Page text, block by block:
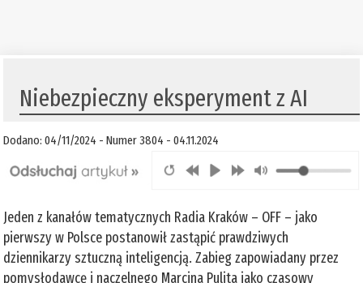
Niebezpieczny eksperyment z AI
Dodano: 04/11/2024 - Numer 3804 - 04.11.2024
Jeden z kanałów tematycznych Radia Kraków – OFF – jako
pierwszy w Polsce postanowił zastąpić prawdziwych
dziennikarzy sztuczną inteligencją. Zabieg zapowiadany przez
pomysłodawcę i naczelnego Marcina Pulita jako czasowy